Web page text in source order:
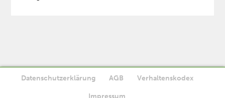
Datenschutzerklärung AGB Verhaltenskodex
Impressum